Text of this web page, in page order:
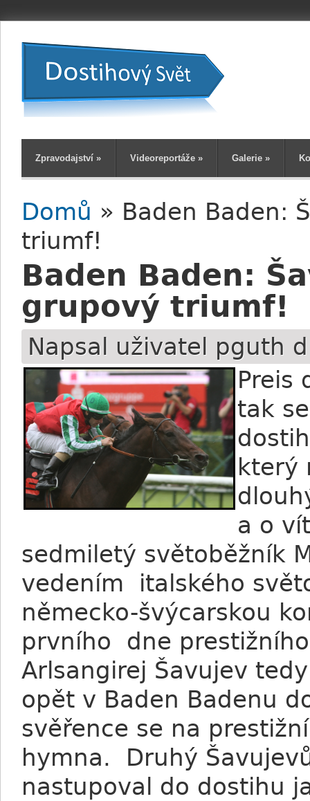
Zpravodajství » Videoreportáže » Galerie »
Jste zde
Domů » Baden Baden:
triumf!
Baden Baden:
grupový triumf!
Napsal uživatel pguth
Preis
tak
který
a o
sedmiletý světoběžník
vedením italského
německo-švýcarskou
prvního dne
Arlsangirej Šavujev
opět v Baden Badenu
svěřence se na
hymna. Druhý
nastupoval do dostihu